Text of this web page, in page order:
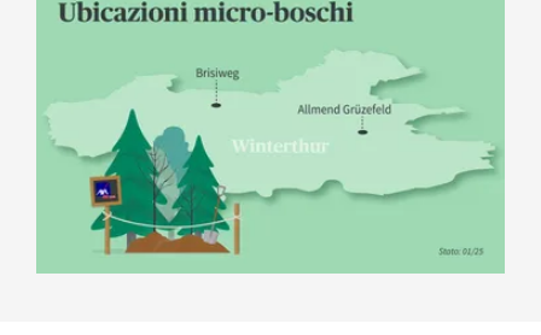
di rifugio dai quali
tutto relax.
Accesso consentito ai